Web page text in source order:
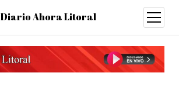
Diario Ahora Litoral
open
menu